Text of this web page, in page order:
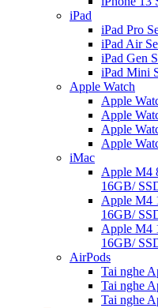
iPad
iPad Pro
iPad Air
iPad Gen
iPad Mini
Apple Watch
Apple
Apple
Apple
Apple
iMac
Apple M4
16GB/
Apple M4
16GB/
Apple M4
16GB/
AirPods
Tai nghe
Tai nghe
Tai nghe